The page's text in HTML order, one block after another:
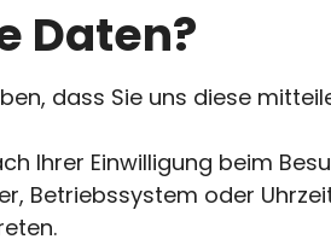
Daten?
dass Sie uns diese
Ihrer Einwilligung beim
Betriebssystem oder